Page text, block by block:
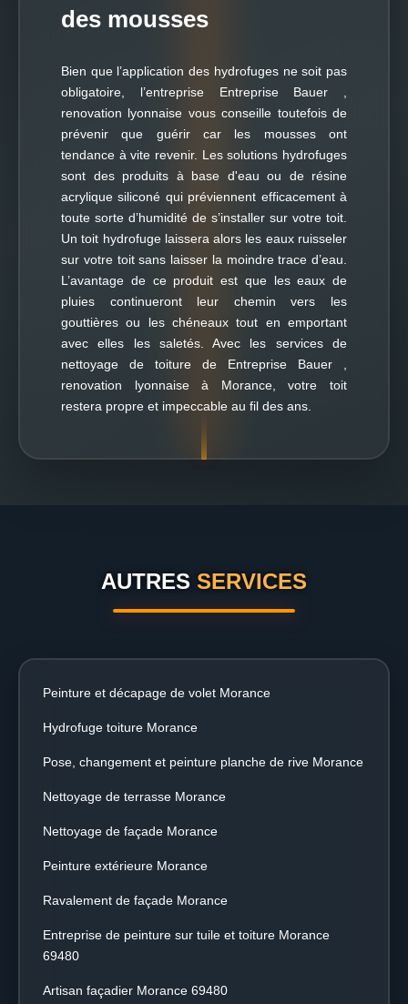
des mousses
Bien que l’application des hydrofuges ne soit pas
obligatoire, l’entreprise Entreprise Bauer ,
renovation lyonnaise vous conseille toutefois de
prévenir que guérir car les mousses ont
tendance à vite revenir. Les solutions hydrofuges
sont des produits à base d'eau ou de résine
acrylique siliconé qui préviennent efficacement à
toute sorte d’humidité de s’installer sur votre toit.
Un toit hydrofuge laissera alors les eaux ruisseler
sur votre toit sans laisser la moindre trace d’eau.
L’avantage de ce produit est que les eaux de
pluies continueront leur chemin vers les
gouttières ou les chéneaux tout en emportant
avec elles les saletés. Avec les services de
nettoyage de toiture de Entreprise Bauer ,
renovation lyonnaise à Morance, votre toit
restera propre et impeccable au fil des ans.
AUTRES SERVICES
Peinture et décapage de volet Morance
Hydrofuge toiture Morance
Pose, changement et peinture planche de rive Morance
Nettoyage de terrasse Morance
Nettoyage de façade Morance
Peinture extérieure Morance
Ravalement de façade Morance
Entreprise de peinture sur tuile et toiture Morance
69480
Artisan façadier Morance 69480